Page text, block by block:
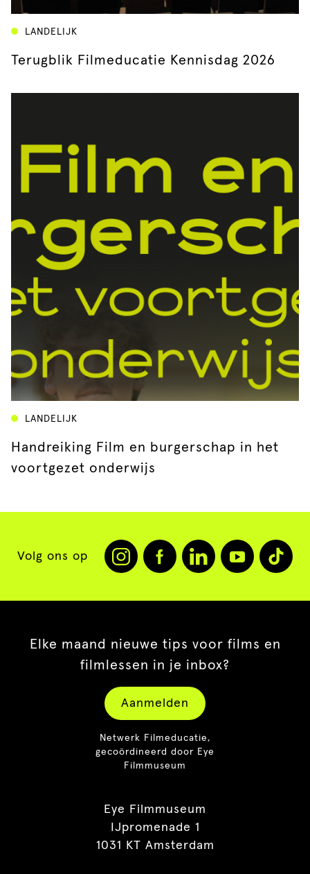
LANDELIJK
Terugblik Filmeducatie Kennisdag 2026
LANDELIJK
Handreiking Film en burgerschap in het
voortgezet onderwijs
Volg ons op
Elke maand nieuwe tips voor films en
filmlessen in je inbox?
Aanmelden
Netwerk Filmeducatie,
gecoördineerd door Eye
Filmmuseum
Eye Filmmuseum
IJpromenade 1
1031 KT Amsterdam